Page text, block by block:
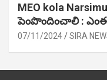
MEO kola
పెంపొందించాలి :
07/11/2024 SIRA